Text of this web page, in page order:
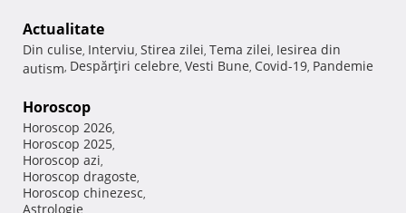
Actualitate
Din culise, Interviu, Stirea zilei, Tema zilei, Iesirea din
autism, Despărţiri celebre, Vesti Bune, Covid-19, Pandemie
Horoscop
Horoscop 2026,
Horoscop 2025,
Horoscop azi,
Horoscop dragoste,
Horoscop chinezesc,
Astrologie